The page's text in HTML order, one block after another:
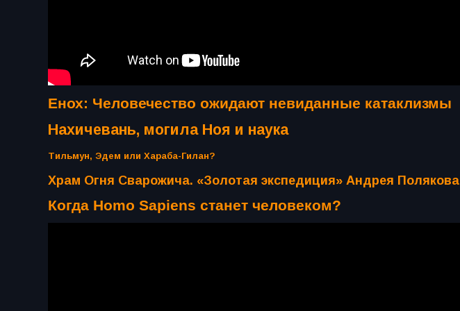
Енох: Человечество ожидают невиданные катаклизмы
Нахичевань, могила Ноя и наука
Тильмун, Эдем или Хараба-Гилан?
Храм Огня Сварожича. «Золотая экспедиция» Андрея Полякова
Когда Homo Sapiens станет человеком?